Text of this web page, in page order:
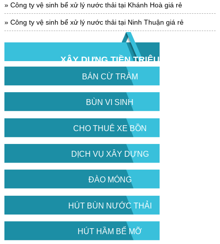
Công ty vệ sinh bể xử lý nước thải tại Khánh Hoà giá rẻ
Công ty vệ sinh bể xử lý nước thải tại Ninh Thuận giá rẻ
XÂY DỰNG TIỀN TRIỆU
BÁN CỪ TRÀM
BÙN VI SINH
CHO THUÊ XE BỒN
DỊCH VỤ XÂY DỰNG
ĐÀO MÓNG
HÚT BÙN NƯỚC THẢI
HÚT HẦM BỂ MỠ